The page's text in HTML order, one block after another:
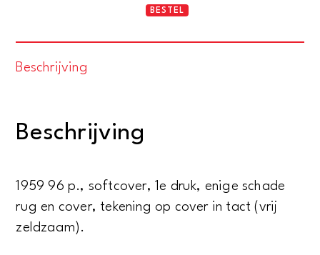
Donald
BESTEL
Beschrijving
Beschrijving
1959 96 p., softcover, 1e druk, enige schade
rug en cover, tekening op cover in tact (vrij
zeldzaam).